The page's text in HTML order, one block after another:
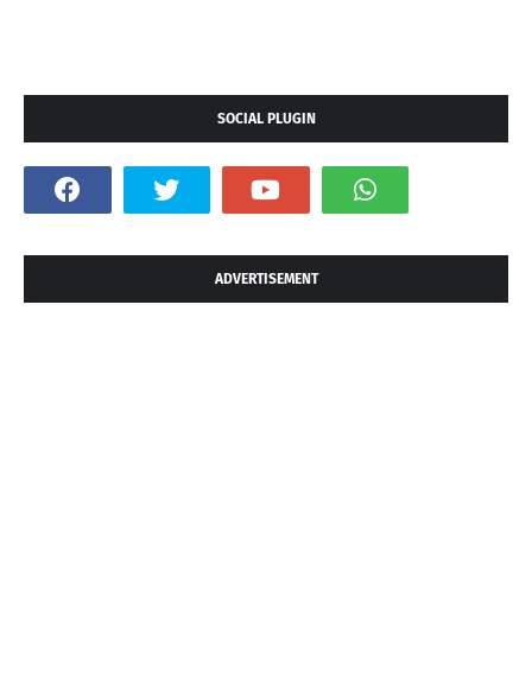
SOCIAL PLUGIN
ADVERTISEMENT